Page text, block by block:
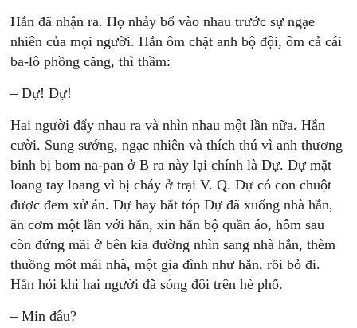
Hắn đã nhận ra. Họ nhảy bổ vào nhau trước sự ngạe
nhiên của mọi người. Hắn ôm chặt anh bộ đội, ôm cả cái
ba-lô phồng căng, thì thầm:
– Dự! Dự!
Hai người đẩy nhau ra và nhìn nhau một lần nữa. Hắn
cười. Sung sướng, ngạc nhiên và thích thú vì anh thương
binh bị bom na-pan ở B ra này lại chính là Dự. Dự mặt
loang tay loang vì bị cháy ở trại V. Q. Dự có con chuột
được đem xử án. Dự hay bắt tóp Dự đã xuống nhà hắn,
ăn cơm một lần với hắn, xin hắn bộ quần áo, hôm sau
còn đứng mãi ở bên kia đường nhìn sang nhà hắn, thèm
thuồng một mái nhà, một gia đình như hắn, rồi bỏ đi.
Hắn hỏi khi hai người đã sóng đôi trên hè phố.
– Min đâu?